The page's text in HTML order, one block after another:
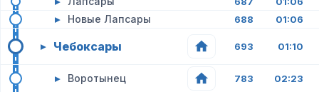
▸ Новые Лапсары 688 01:06
▸ Чебоксары 693 01:10
▸ Воротынец 783 02:23